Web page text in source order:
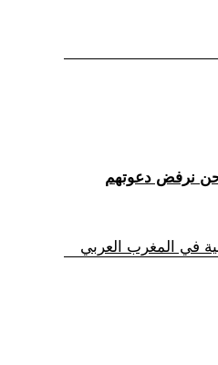
نرفض دعوتهم
في المغرب العربي